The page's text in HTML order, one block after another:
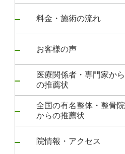
料金・施術の流れ
お客様の声
医療関係者・専門家から
の推薦状
全国の有名整体・整骨院
からの推薦状
院情報・アクセス